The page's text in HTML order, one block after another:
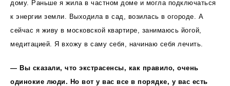
дому. Раньше я жила в частном доме и могла подключаться
к энергии земли. Выходила в сад, возилась в огороде. А
сейчас я живу в московской квартире, занимаюсь йогой,
медитацией. Я вхожу в саму себя, начинаю себя лечить.
— Вы сказали, что экстрасенсы, как правило, очень
одинокие люди. Но вот у вас все в порядке, у вас есть